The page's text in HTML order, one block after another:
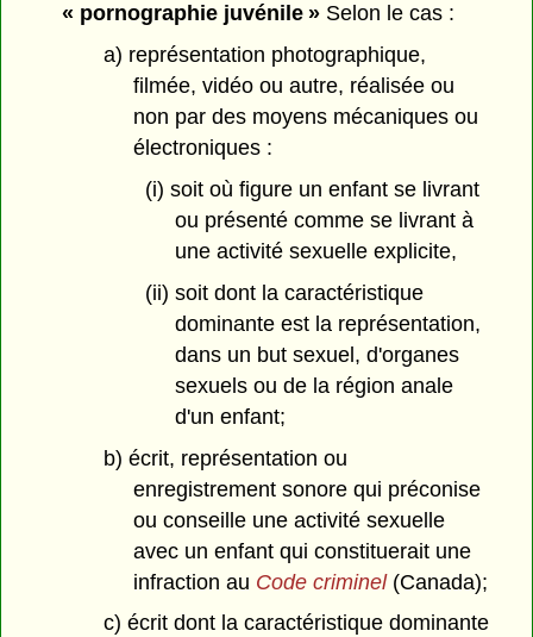
« pornographie juvénile »Selon le cas :
a) représentation photographique,
filmée, vidéo ou autre, réalisée ou
non par des moyens mécaniques ou
électroniques :
(i) soit où figure un enfant se livrant
ou présenté comme se livrant à
une activité sexuelle explicite,
(ii) soit dont la caractéristique
dominante est la représentation,
dans un but sexuel, d'organes
sexuels ou de la région anale
d'un enfant;
b) écrit, représentation ou
enregistrement sonore qui préconise
ou conseille une activité sexuelle
avec un enfant qui constituerait une
infraction au Code criminel(Canada);
c) écrit dont la caractéristique dominante